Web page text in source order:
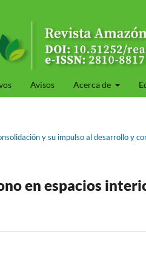
Avisos Acerca de
y su impulso al desarrollo y
en espacios